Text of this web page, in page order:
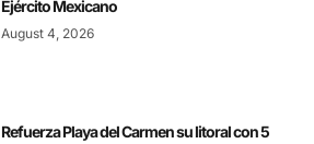
Ejército Mexicano
August 4, 2026
Refuerza Playa del Carmen su litoral con 5